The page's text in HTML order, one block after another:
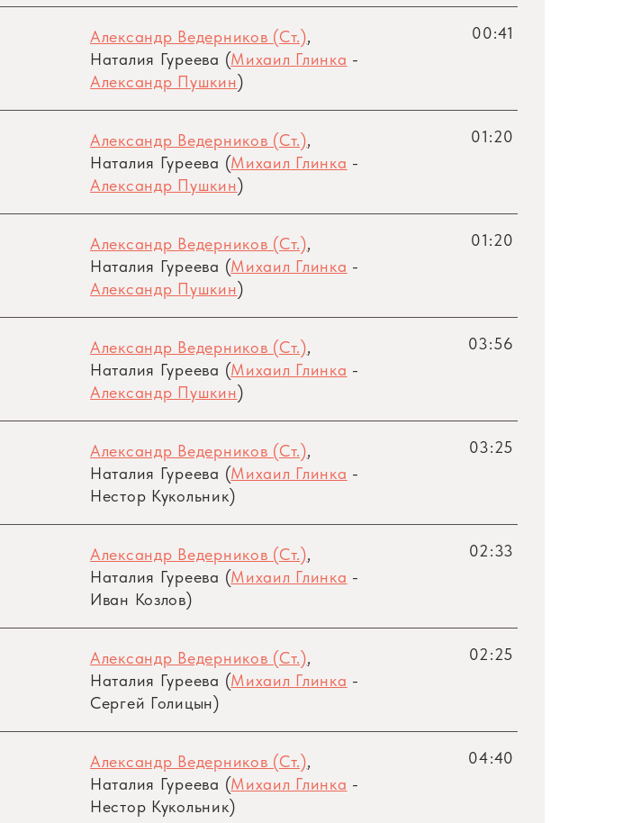
Александр Ведерников (Ст.),
Наталия Гуреева (Михаил Глинка -
Александр Пушкин)
00:41
Александр Ведерников (Ст.),
Наталия Гуреева (Михаил Глинка -
Александр Пушкин)
01:20
Александр Ведерников (Ст.),
Наталия Гуреева (Михаил Глинка -
Александр Пушкин)
01:20
Александр Ведерников (Ст.),
Наталия Гуреева (Михаил Глинка -
Александр Пушкин)
03:56
Александр Ведерников (Ст.),
Наталия Гуреева (Михаил Глинка -
Нестор Кукольник)
03:25
Александр Ведерников (Ст.),
Наталия Гуреева (Михаил Глинка -
Иван Козлов)
02:33
Александр Ведерников (Ст.),
Наталия Гуреева (Михаил Глинка -
Сергей Голицын)
02:25
Александр Ведерников (Ст.),
Наталия Гуреева (Михаил Глинка -
Нестор Кукольник)
04:40